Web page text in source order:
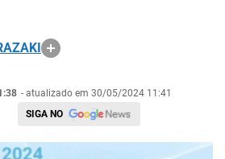
- atualizado em 30/05/2024 11:41
SIGA NO